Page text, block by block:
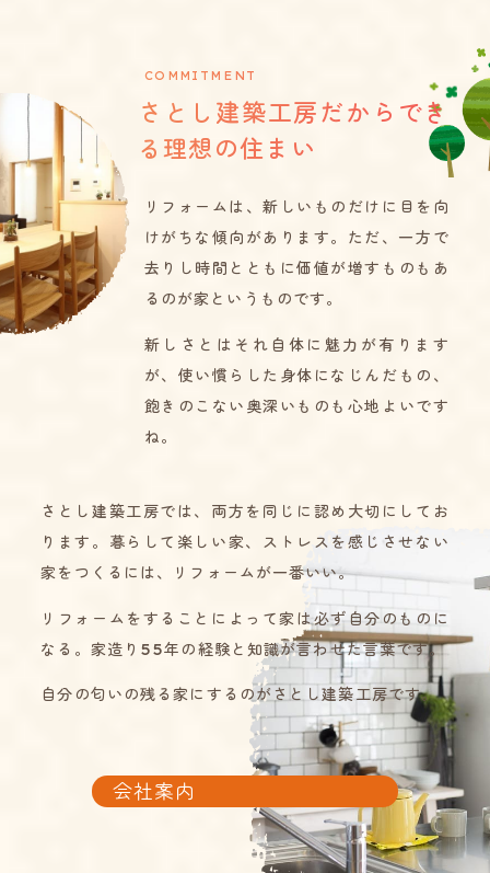
COMMITMENT
さとし建築工房だからでき
る理想の住まい
リフォームは、新しいものだけに目を向
けがちな傾向があります。 ただ、一方で
去りし時間とともに価値が増すものもあ
るのが家というものです。
新しさとはそれ自体に魅力が有ります
が、 使い慣らした身体になじんだもの、
飽きのこない奥深いものも心地よいです
ね。
さとし建築工房では、両方を同じに認め大切にしてお
ります。 暮らして楽しい家、ストレスを感じさせない
家をつくるには、リフォームが一番いい。
リフォームをすることによって家は必ず自分のものに
なる。 家造り55年の経験と知識が言わせた言葉です。
自分の匂いの残る家にするのがさとし建築工房です。
会社案内